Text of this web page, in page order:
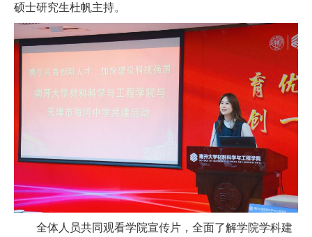
硕士研究生杜帆主持。
全体人员共同观看学院宣传片，全面了解学院学科建